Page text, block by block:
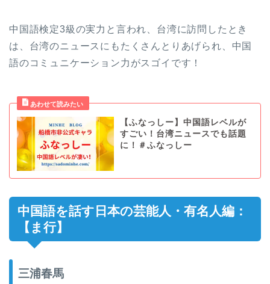
中国語検定3級の実力と言われ、台湾に訪問したとき
は、台湾のニュースにもたくさんとりあげられ、中国
語のコミュニケーション力がスゴイです！
【ふなっしー】中国語レベルが
すごい！台湾ニュースでも話題
に！＃ふなっしー
中国語を話す日本の芸能人・有名人編：
【ま行】
三浦春馬